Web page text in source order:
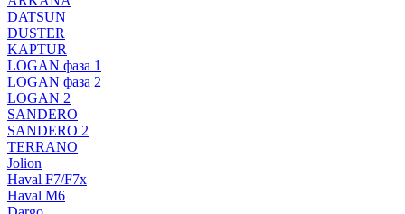
DATSUN
DUSTER
KAPTUR
LOGAN фаза 1
LOGAN фаза 2
LOGAN 2
SANDERO
SANDERO 2
TERRANO
Jolion
Haval F7/F7x
Haval M6